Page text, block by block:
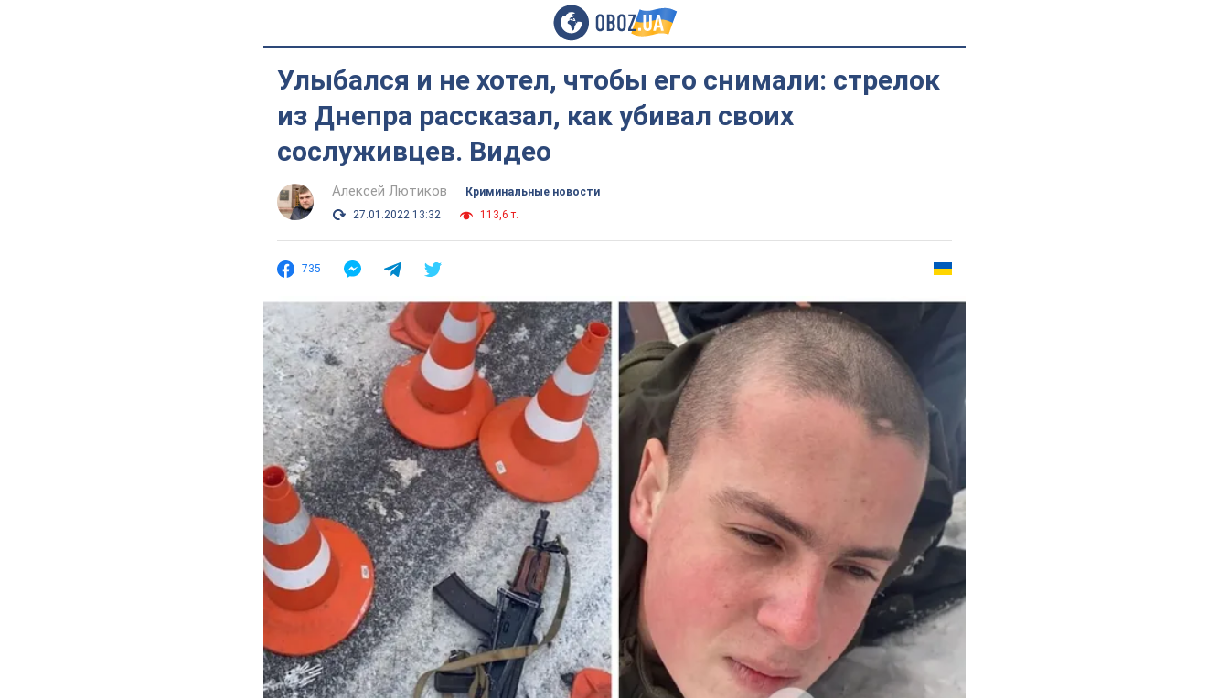
Улыбался и не хотел, чтобы его снимали: стрелок
из Днепра рассказал, как убивал своих
сослуживцев. Видео
Алексей Лютиков
Криминальные новости
27.01.2022 13:32
113,6 т.
735